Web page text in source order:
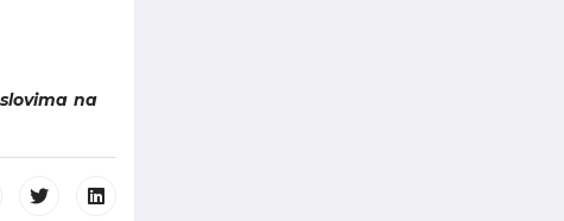
na